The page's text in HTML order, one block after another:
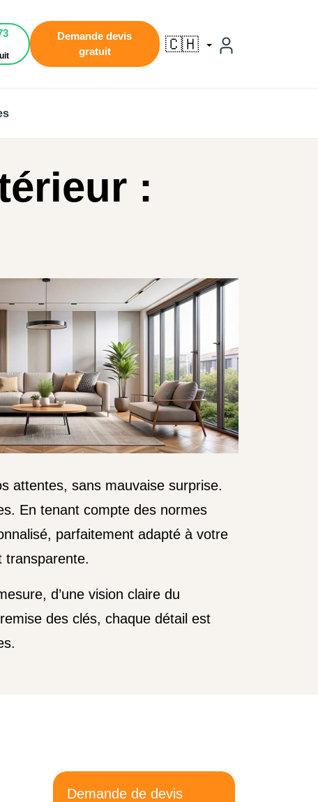
Demande devis
gratuit
🇨🇭
:
attentes, sans mauvaise surprise.
En tenant compte des normes
parfaitement adapté à votre
transparente.
d’une vision claire du
des clés, chaque détail est
Demande de devis